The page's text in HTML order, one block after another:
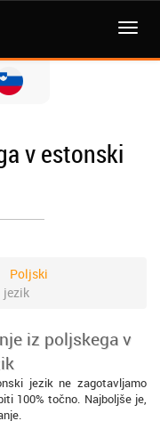
MENI
v estonski
Poljski
jezik
iz poljskega v
jezik ne zagotavljamo
100% točno. Najboljše je,